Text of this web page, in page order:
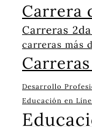
Carrera
Carreras
carreras más
Desarrollo
Educación en